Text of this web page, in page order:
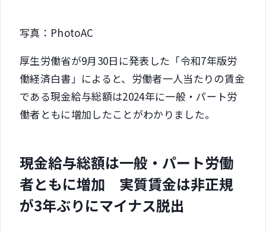
写真：PhotoAC
厚生労働省が9月30日に発表した「令和7年版労
働経済白書」によると、労働者一人当たりの賃金
である現金給与総額は2024年に一般・パート労
働者ともに増加したことがわかりました。
現金給与総額は一般・パート労働
者ともに増加 実質賃金は非正規
が3年ぶりにマイナス脱出